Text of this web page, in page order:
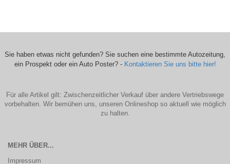
Sie haben etwas nicht gefunden? Sie suchen eine bestimmte Autozeitung,
ein Prospekt oder ein Auto Poster? - Kontaktieren Sie uns bitte hier!
Für alle Artikel gilt: Zwischenzeitlicher Verkauf über andere Vertriebswege
vorbehalten. Wir bemühen uns, unseren Onlineshop so aktuell wie möglich
zu halten.
MEHR ÜBER...
Impressum